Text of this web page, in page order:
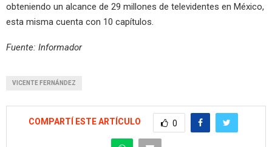
obteniendo un alcance de 29 millones de televidentes en México,
esta misma cuenta con 10 capítulos.
Fuente: Informador
VICENTE FERNÁNDEZ
COMPARTÍ ESTE ARTÍCULO 0